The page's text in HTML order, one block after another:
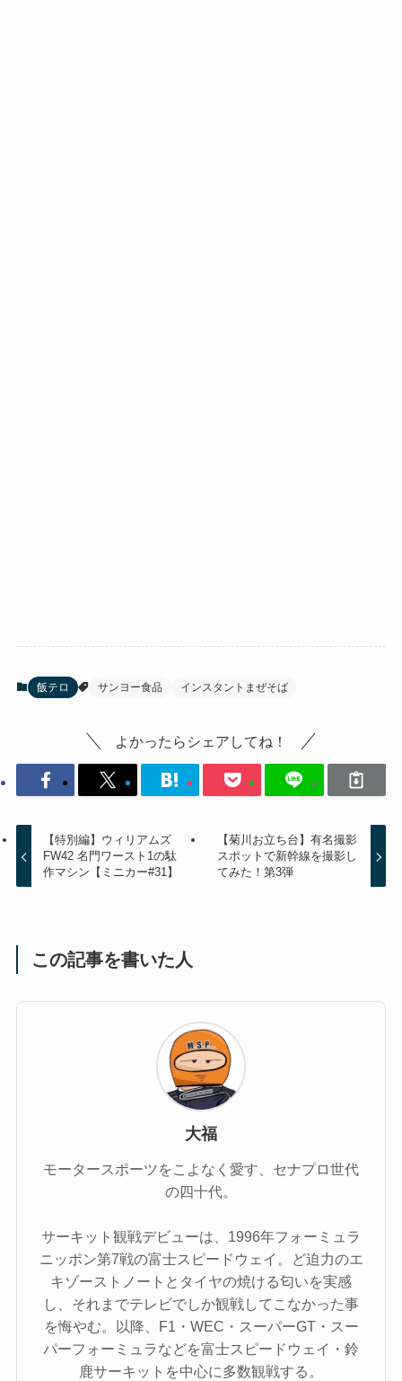
飯テロ サンヨー食品 インスタントまぜそば
よかったらシェアしてね！
【特別編】ウィリアムズ
FW42 名門ワースト1の駄
作マシン【ミニカー#31】
【菊川お立ち台】有名撮影
スポットで新幹線を撮影し
てみた！第3弾
この記事を書いた人
大福
モータースポーツをこよなく愛す、セナプロ世代
の四十代。
サーキット観戦デビューは、1996年フォーミュラ
ニッポン第7戦の富士スピードウェイ。ど迫力のエ
キゾーストノートとタイヤの焼ける匂いを実感
し、それまでテレビでしか観戦してこなかった事
を悔やむ。以降、F1・WEC・スーパーGT・スー
パーフォーミュラなどを富士スピードウェイ・鈴
鹿サーキットを中心に多数観戦する。